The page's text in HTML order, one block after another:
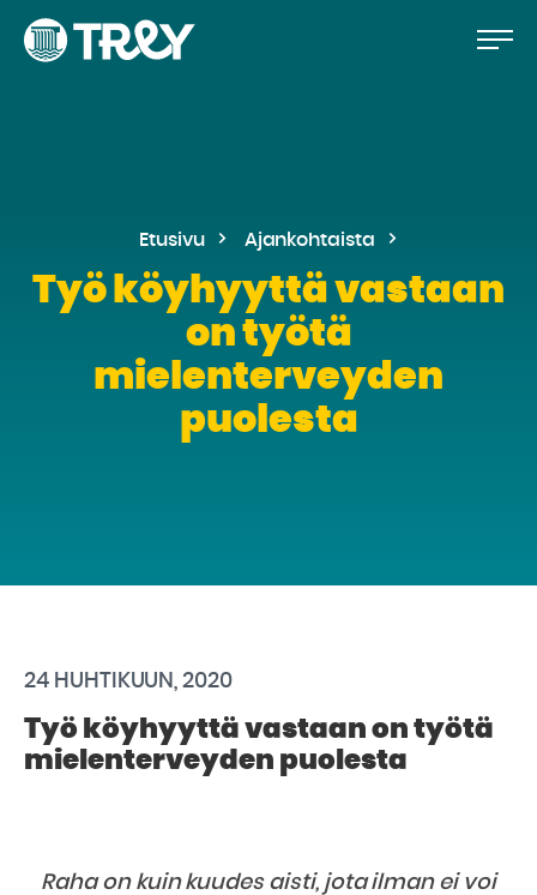
Hyppää
sisältöön
Siirry
TREY
-etusivulle
Etusivu Ajankohtaista
Työ köyhyyttä vastaan
on työtä
mielenterveyden
puolesta
24 HUHTIKUUN, 2020
Työ köyhyyttä vastaan on työtä
mielenterveyden puolesta
Raha on kuin kuudes aisti, jota ilman ei voi